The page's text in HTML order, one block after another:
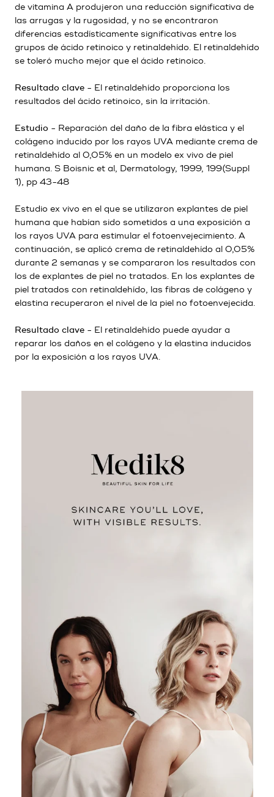
de vitamina A produjeron una reducción significativa de
las arrugas y la rugosidad, y no se encontraron
diferencias estadísticamente significativas entre los
grupos de ácido retinoico y retinaldehído. El retinaldehído
se toleró mucho mejor que el ácido retinoico.
Resultado clave - El retinaldehído proporciona los
resultados del ácido retinoico, sin la irritación.
Estudio - Reparación del daño de la fibra elástica y el
colágeno inducido por los rayos UVA mediante crema de
retinaldehído al 0,05% en un modelo ex vivo de piel
humana. S Boisnic et al, Dermatology, 1999, 199(Suppl
1), pp 43-48
Estudio ex vivo en el que se utilizaron explantes de piel
humana que habían sido sometidos a una exposición a
los rayos UVA para estimular el fotoenvejecimiento. A
continuación, se aplicó crema de retinaldehído al 0,05%
durante 2 semanas y se compararon los resultados con
los de explantes de piel no tratados. En los explantes de
piel tratados con retinaldehído, las fibras de colágeno y
elastina recuperaron el nivel de la piel no fotoenvejecida.
Resultado clave - El retinaldehído puede ayudar a
reparar los daños en el colágeno y la elastina inducidos
por la exposición a los rayos UVA.